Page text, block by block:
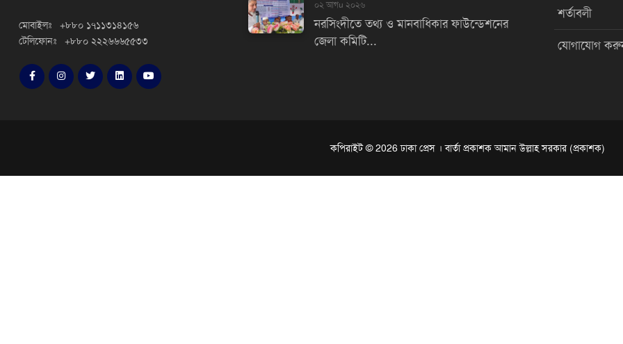
মোবাইলঃ +৮৮০ ১৭১১৩১৪১৫৬
টেলিফোনঃ +৮৮০ ২২২৬৬৬৫৫৩৩
০২ আগu ২০২৬
নরসিংদীতে তথ্য ও মানবাধিকার ফাউন্ডেশনের
জেলা কমিটি...
শর্তাবলী
যোগাযোগ
কপিরাইট © 2026 ঢাকা প্রেস । বার্তা প্রকাশক আমান উল্লাহ সরকার (প্রকাশক)